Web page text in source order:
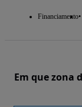
Financiamento
Em que zona